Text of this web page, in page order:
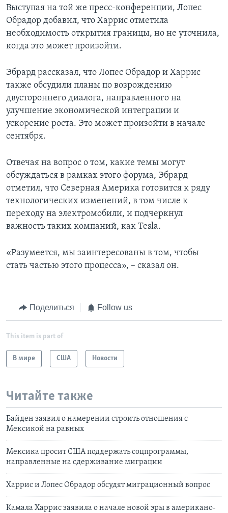
Выступая на той же пресс-конференции, Лопес
Обрадор добавил, что Харрис отметила
необходимость открытия границы, но не уточнила,
когда это может произойти.
Эбрард рассказал, что Лопес Обрадор и Харрис
также обсудили планы по возрождению
двустороннего диалога, направленного на
улучшение экономической интеграции и
ускорение роста. Это может произойти в начале
сентября.
Отвечая на вопрос о том, какие темы могут
обсуждаться в рамках этого форума, Эбрард
отметил, что Северная Америка готовится к ряду
технологических изменений, в том числе к
переходу на электромобили, и подчеркнул
важность таких компаний, как Tesla.
«Разумеется, мы заинтересованы в том, чтобы
стать частью этого процесса», – сказал он.
Поделиться Follow us
This item is part of
В мире США Новости
Читайте также
Байден заявил о намерении строить отношения с
Мексикой на равных
Мексика просит США поддержать соцпрограммы,
направленные на сдерживание миграции
Харрис и Лопес Обрадор обсудят миграционный вопрос
Камала Харрис заявила о начале новой эры в американо-